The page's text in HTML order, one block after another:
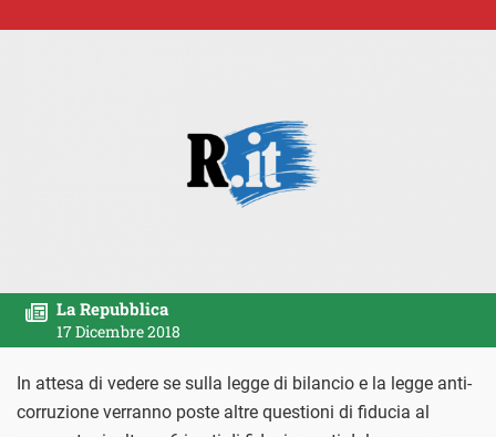
La Repubblica
17 Dicembre 2018
In attesa di vedere se sulla legge di bilancio e la legge anti-
corruzione verranno poste altre questioni di fiducia al